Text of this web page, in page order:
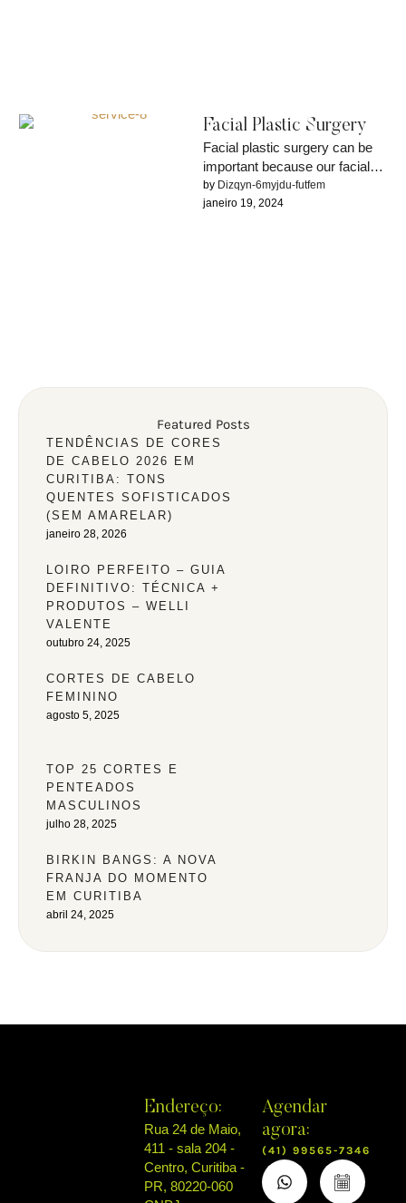
Facial Plastic Surgery
Facial plastic surgery can be
important because our facial
expressions allow us to
interact and communicate with
by Dizqyn-6myjdu-futfem
janeiro 19, 2024
Featured Posts
TENDÊNCIAS DE CORES
DE CABELO 2026 EM
CURITIBA: TONS
QUENTES SOFISTICADOS
(SEM AMARELAR)
janeiro 28, 2026
LOIRO PERFEITO – GUIA
DEFINITIVO: TÉCNICA +
PRODUTOS – WELLI
VALENTE
outubro 24, 2025
CORTES DE CABELO
FEMININO
agosto 5, 2025
TOP 25 CORTES E
PENTEADOS
MASCULINOS
julho 28, 2025
BIRKIN BANGS: A NOVA
FRANJA DO MOMENTO
EM CURITIBA
abril 24, 2025
Endereço:
Rua 24 de Maio,
411 - sala 204 -
Centro, Curitiba -
PR, 80220-060
Agendar
agora:
(41) 99565-7346